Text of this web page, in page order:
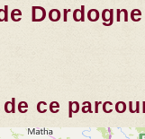
Dordogne
ce